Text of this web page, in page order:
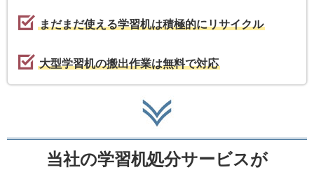
まだまだ使える学習机は積極的にリサイクル
大型学習机の搬出作業は無料で対応
当社の学習机処分サービスが